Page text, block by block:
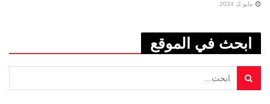
مايو 2, 2024
ابحث في الموقع